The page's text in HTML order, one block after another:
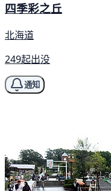
四季彩之丘
北海道
249起出没
通知